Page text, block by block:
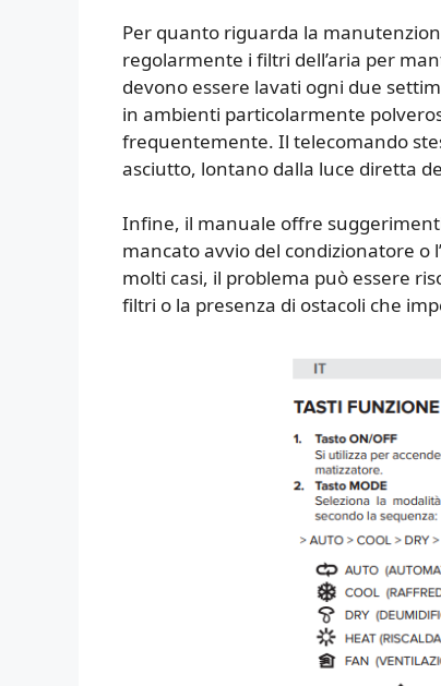
Per quanto riguarda la
regolarmente i filtri dell’aria per
devono essere lavati ogni due
in ambienti particolarmente
frequentemente. Il telecomando
asciutto, lontano dalla luce diretta
Infine, il manuale offre
mancato avvio del condizionatore
molti casi, il problema può essere
filtri o la presenza di ostacoli che